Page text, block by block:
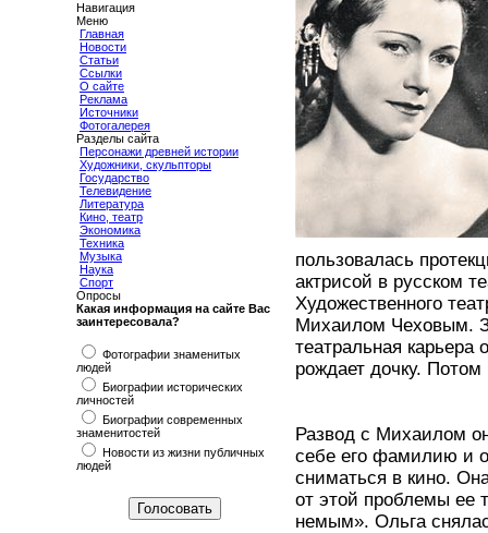
Навигация
Меню
Главная
Новости
Статьи
Ссылки
О сайте
Реклама
Источники
Фотогалерея
Разделы сайта
Персонажи древней истории
Художники, скульпторы
Государство
Телевидение
Литература
Кино, театр
Экономика
Техника
Музыка
Наука
Спорт
Опросы
Какая информация на сайте Вас
заинтересовала?
Фотографии знаменитых
людей
Биографии исторических
личностей
Биографии современных
знаменитостей
Новости из жизни публичных
людей
пользовалась
актрисой в русском
Художественного
Михаилом Чеховым.
театральная карьера
рождает дочку.
Развод с Михаилом
себе его фамилию и
сниматься в кино.
от этой проблемы ее
немым». Ольга